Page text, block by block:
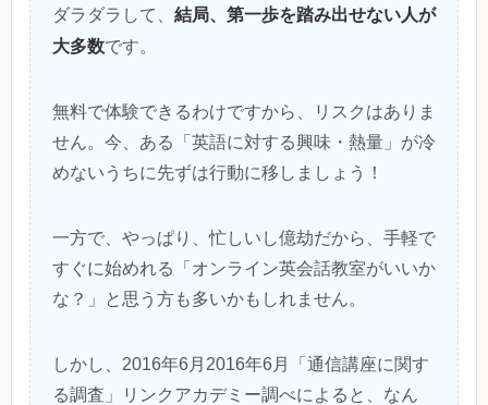
ダラダラして、 結局、第一歩を踏み出せない人が
大多数です。
無料で体験できるわけですから、リスクはありま
せん。今、ある「英語に対する興味・熱量」が冷
めないうちに先ずは行動に移しましょう！
一方で、やっぱり、忙しいし億劫だから、手軽で
すぐに始めれる「オンライン英会話教室がいいか
な？」と思う方も多いかもしれません。
しかし、2016年6月2016年6月「通信講座に関す
る調査」リンクアカデミー調べによると、なん